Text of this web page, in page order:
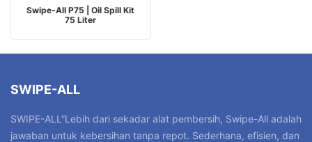
Swipe‑All P75 | Oil Spill Kit
75 Liter
SWIPE-ALL
SWIPE-ALL”Lebih dari sekadar alat pembersih, Swipe-All adalah
jawaban untuk kebersihan tanpa repot. Sederhana, efisien, dan